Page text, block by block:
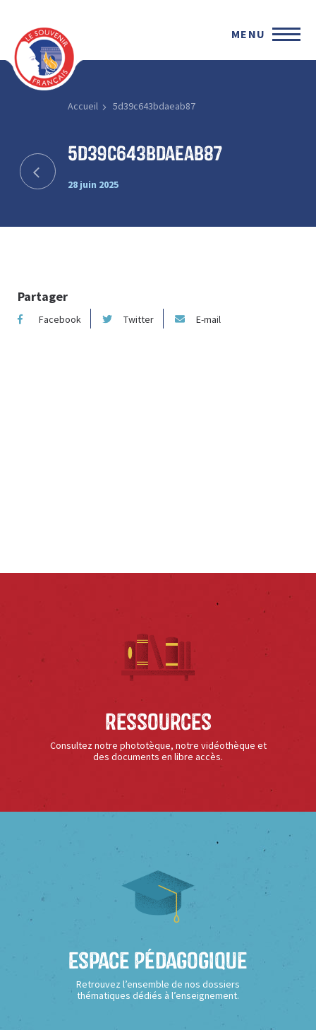
MENU
Accueil 5d39c643bdaeab87
5d39c643bdaeab87
28 juin 2025
Partager
Facebook Twitter E-mail
Ressources
Consultez notre phototèque, notre vidéothèque et
des documents en libre accès.
Espace Pédagogique
Retrouvez l’ensemble de nos dossiers
thématiques dédiés à l’enseignement.